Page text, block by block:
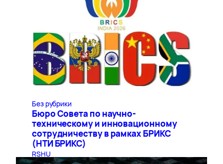
Без рубрики
Бюро Совета по научно-
техническому и инновационному
сотрудничеству в рамках БРИКС
(НТИ БРИКС)
RSHU